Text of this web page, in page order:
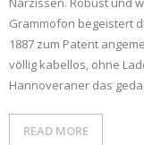
Grammofon begeistert
1887 zum Patent
völlig kabellos, ohne
Hannoveraner das
READ MORE